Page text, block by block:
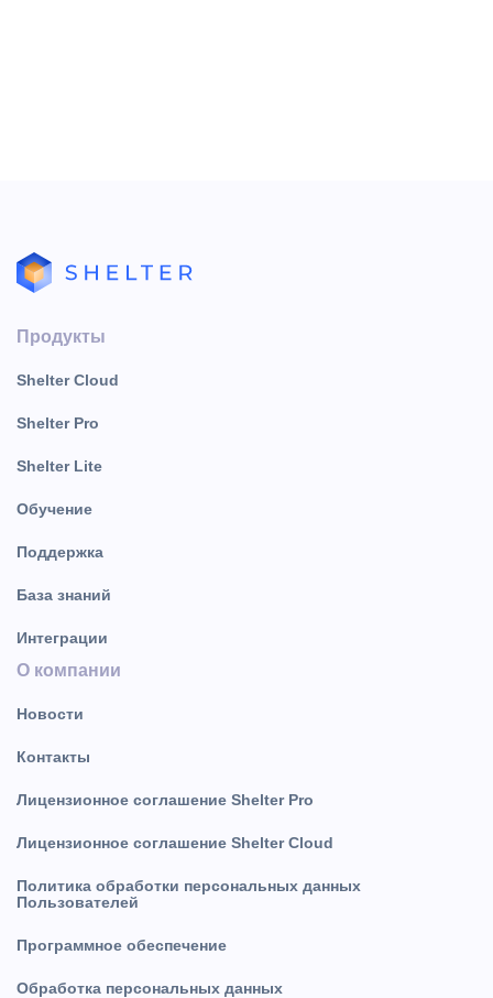
Продукты
Shelter Cloud
Shelter Pro
Shelter Lite
Обучение
Поддержка
База знаний
Интеграции
О компании
Новости
Контакты
Лицензионное соглашение Shelter Pro
Лицензионное соглашение Shelter Cloud
Политика обработки персональных данных
Пользователей
Программное обеспечение
Обработка персональных данных